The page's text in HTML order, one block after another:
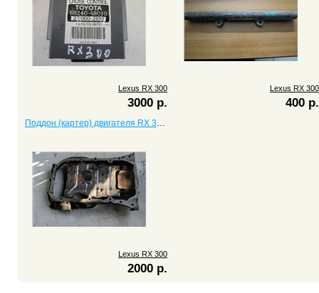
Lexus RX 300
3000 р.
Lexus RX 300
400 р.
Поддон (картер) двигателя RX 300, 3.0
Lexus RX 300
2000 р.